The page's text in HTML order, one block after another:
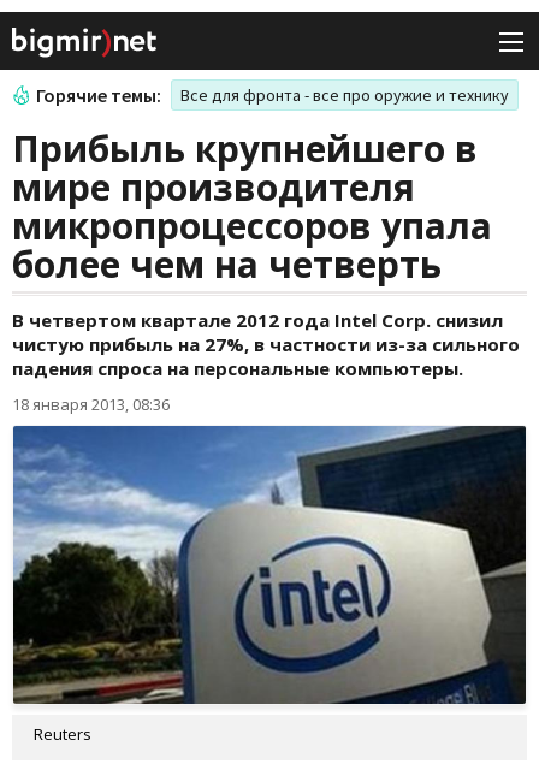
Горячие темы: Все для фронта - все про оружие и технику
Прибыль крупнейшего в
мире производителя
микропроцессоров упала
более чем на четверть
В четвертом квартале 2012 года Intel Corp. снизил
чистую прибыль на 27%, в частности из-за сильного
падения спроса на персональные компьютеры.
18 января 2013, 08:36
Reuters